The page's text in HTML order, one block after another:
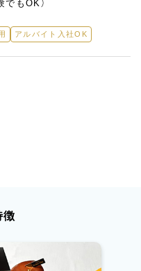
でもOK）
アルバイト入社OK
徴